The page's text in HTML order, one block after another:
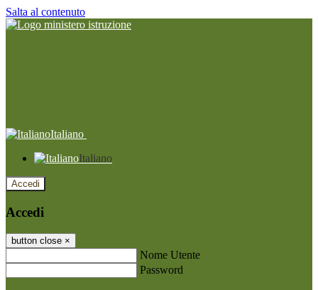
Salta al contenuto
Italiano
Italiano
Accedi
Accedi
button close ×
Nome Utente
Password